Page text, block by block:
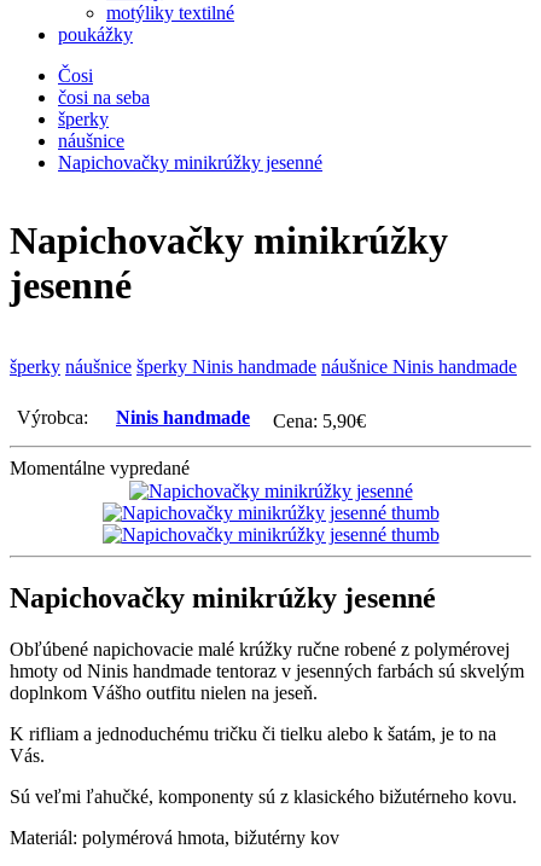
motýliky textilné
poukážky
Čosi
čosi na seba
šperky
náušnice
Napichovačky minikrúžky jesenné
Napichovačky minikrúžky
jesenné
šperky náušnice šperky Ninis handmade náušnice Ninis handmade
Výrobca: Ninis handmade Cena: 5,90€
Momentálne vypredané
Napichovačky minikrúžky jesenné
Obľúbené napichovacie malé krúžky ručne robené z polymérovej
hmoty od Ninis handmade tentoraz v jesenných farbách sú skvelým
doplnkom Vášho outfitu nielen na jeseň.
K rifliam a jednoduchému tričku či tielku alebo k šatám, je to na
Vás.
Sú veľmi ľahučké, komponenty sú z klasického bižutérneho kovu.
Materiál: polymérová hmota, bižutérny kov